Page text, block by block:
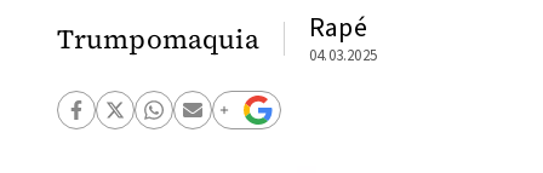
Trumpomaquia Rapé
04.03.2025